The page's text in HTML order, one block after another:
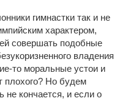
гимнастки так и не
характером,
совершать подобные
владения
то моральные устои и
плохого? Но будем
не кончается, и если о